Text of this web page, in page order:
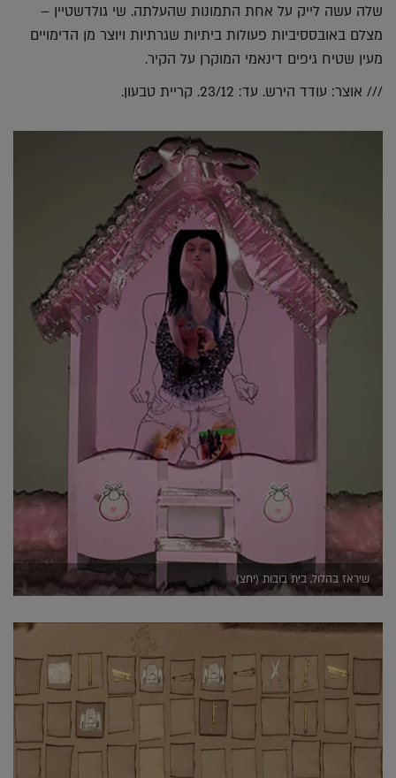
שלה עשה לייק על אחת התמונות שהעלתה. שי גולדשטיין –
מצלם באובססיביות פעולות ביתיות שגרתיות ויוצר מן הדימויים
מעין שטיח גיפים דינאמי המוקרן על הקיר.
/// אוצר: עודד הירש. עד: 23/12. קריית טבעון.
שיראז בהלול, בית בובות (יחצ)